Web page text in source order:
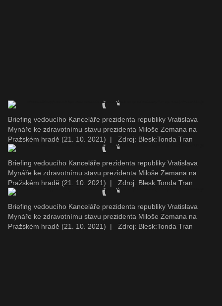
Briefing vedoucího Kanceláře prezidenta republiky Vratislava
Mynáře ke zdravotnímu stavu prezidenta Miloše Zemana na
Pražském hradě (21. 10. 2021)
| Zdroj: Blesk:Tonda Tran
Briefing vedoucího Kanceláře prezidenta republiky Vratislava
Mynáře ke zdravotnímu stavu prezidenta Miloše Zemana na
Pražském hradě (21. 10. 2021)
| Zdroj: Blesk:Tonda Tran
Briefing vedoucího Kanceláře prezidenta republiky Vratislava
Mynáře ke zdravotnímu stavu prezidenta Miloše Zemana na
Pražském hradě (21. 10. 2021)
| Zdroj: Blesk:Tonda Tran